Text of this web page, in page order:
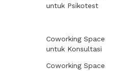
untuk Psikotest
Coworking Space
untuk Konsultasi
Coworking Space